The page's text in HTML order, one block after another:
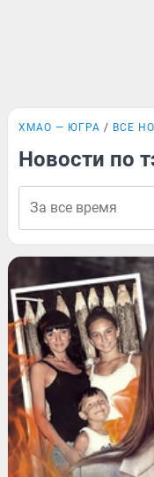
ХМАО — ЮГРА ВСЕ
Новости по